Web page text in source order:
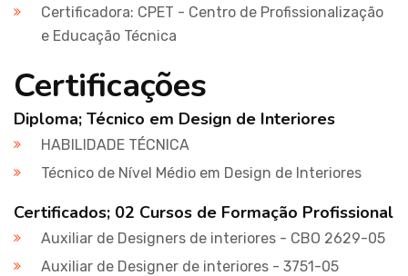
Certificadora: CPET - Centro de Profissionalização
e Educação Técnica
Certificações
Diploma; Técnico em Design de Interiores
HABILIDADE TÉCNICA
Técnico de Nível Médio em Design de Interiores
Certificados; 02 Cursos de Formação Profissional
Auxiliar de Designers de interiores - CBO 2629-05
Auxiliar de Designer de interiores - 3751-05